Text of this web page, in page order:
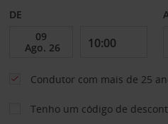
DE
Condutor com mais de 25
Tenho um código de